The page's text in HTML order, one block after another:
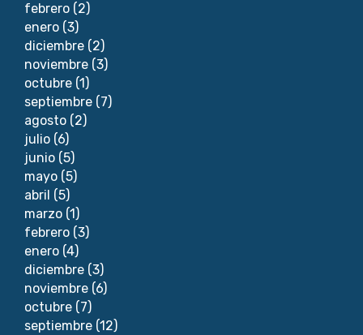
febrero (2)
enero (3)
diciembre (2)
noviembre (3)
octubre (1)
septiembre (7)
agosto (2)
julio (6)
junio (5)
mayo (5)
abril (5)
marzo (1)
febrero (3)
enero (4)
diciembre (3)
noviembre (6)
octubre (7)
septiembre (12)